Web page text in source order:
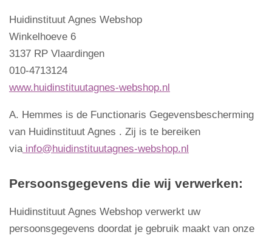
Huidinstituut Agnes Webshop
Winkelhoeve 6
3137 RP Vlaardingen
010-4713124
www.huidinstituutagnes-webshop.nl
A. Hemmes is de Functionaris Gegevensbescherming
van Huidinstituut Agnes . Zij is te bereiken
via info@huidinstituutagnes-webshop.nl
Persoonsgegevens die wij verwerken:
Huidinstituut Agnes Webshop verwerkt uw
persoonsgegevens doordat je gebruik maakt van onze